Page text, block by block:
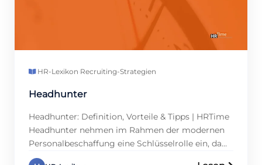
HR-Lexikon·Recruiting-Strategien
Headhunter
Headhunter: Definition, Vorteile & Tipps | HRTime
Headhunter nehmen im Rahmen der modernen
Personalbeschaffung eine Schlüsselrolle ein, da
sie gezielt auf die Suche nach hochqualifizierten